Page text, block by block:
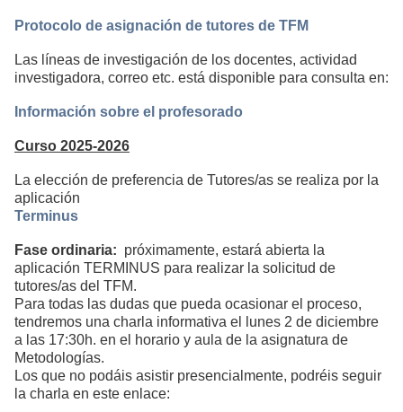
Protocolo de asignación de tutores de TFM
Las líneas de investigación de los docentes, actividad
investigadora, correo etc. está disponible para consulta en:
Información sobre el profesorado
Curso 2025-2026
La elección de preferencia de Tutores/as se realiza por la
aplicación
Terminus
Fase ordinaria: próximamente, estará abierta la
aplicación TERMINUS para realizar la solicitud de
tutores/as del TFM.
Para todas las dudas que pueda ocasionar el proceso,
tendremos una charla informativa el lunes 2 de diciembre
a las 17:30h. en el horario y aula de la asignatura de
Metodologías.
Los que no podáis asistir presencialmente, podréis seguir
la charla en este enlace: